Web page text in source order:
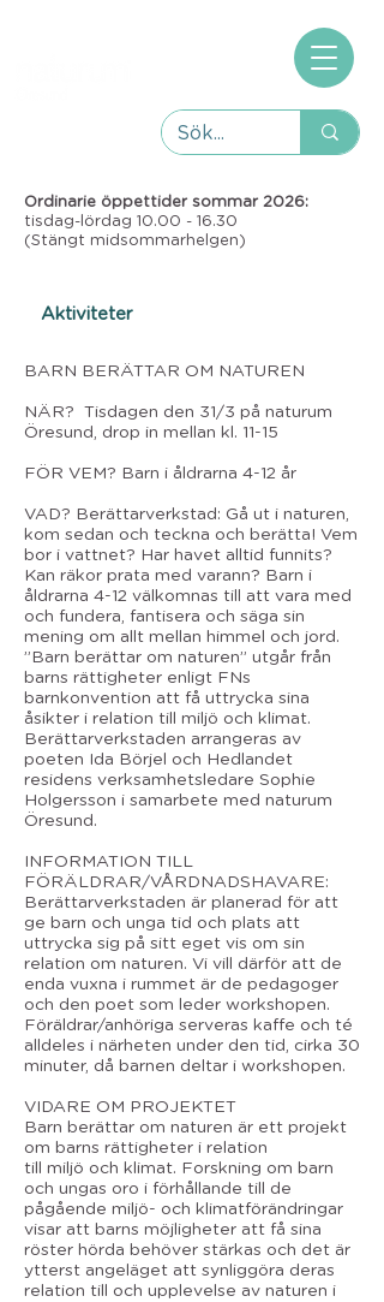
Ordinarie öppettider sommar 2026:
tisdag-lördag 10.00 - 16.30
(Stängt midsommarhelgen)
Aktiviteter
BARN BERÄTTAR OM NATUREN
NÄR? Tisdagen den 31/3 på naturum
Öresund, drop in mellan kl. 11-15
FÖR VEM? Barn i åldrarna 4-12 år
VAD? Berättarverkstad: Gå ut i naturen,
kom sedan och teckna och berätta! Vem
bor i vattnet? Har havet alltid funnits?
Kan räkor prata med varann? Barn i
åldrarna 4-12 välkomnas till att vara med
och fundera, fantisera och säga sin
mening om allt mellan himmel och jord.
”Barn berättar om naturen” utgår från
barns rättigheter enligt FNs
barnkonvention att få uttrycka sina
åsikter i relation till miljö och klimat.
Berättarverkstaden arrangeras av
poeten Ida Börjel och Hedlandet
residens verksamhetsledare Sophie
Holgersson i samarbete med naturum
Öresund.
INFORMATION TILL
FÖRÄLDRAR/VÅRDNADSHAVARE:
Berättarverkstaden är planerad för att
ge barn och unga tid och plats att
uttrycka sig på sitt eget vis om sin
relation om naturen. Vi vill därför att de
enda vuxna i rummet är de pedagoger
och den poet som leder workshopen.
Föräldrar/anhöriga serveras kaffe och té
alldeles i närheten under den tid, cirka 30
minuter, då barnen deltar i workshopen.
VIDARE OM PROJEKTET
Barn berättar om naturen är ett projekt
om barns rättigheter i relation
till miljö och klimat. Forskning om barn
och ungas oro i förhållande till de
pågående miljö- och klimatförändringar
visar att barns möjligheter att få sina
röster hörda behöver stärkas och det är
ytterst angeläget att synliggöra deras
relation till och upplevelse av naturen i